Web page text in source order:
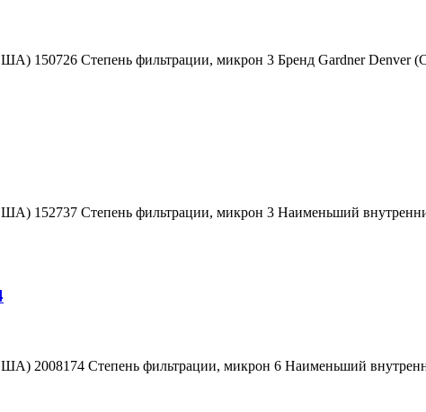
150726 Степень фильтрации, микрон 3 Бренд Gardner
152737 Степень фильтрации, микрон 3 Наименьший
2008174 Степень фильтрации, микрон 6 Наименьший